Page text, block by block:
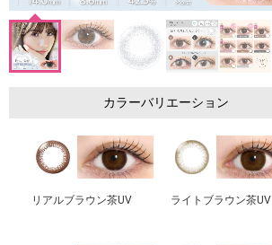
カラーバリエーション
リアルブラウン茶UV ライトブラウン茶UV